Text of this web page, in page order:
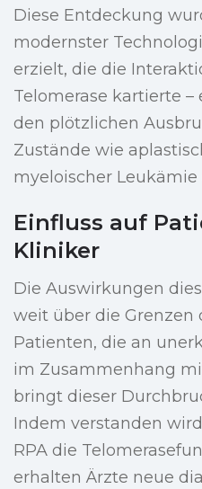
Diese Entdeckung
modernster
erzielt, die die
Telomerase kartierte
den plötzlichen
Zustände wie
myeloischer
Einfluss auf
Kliniker
Die Auswirkungen
weit über die Grenzen
Patienten, die an
im Zusammenhang
bringt dieser
Indem verstanden
RPA die
erhalten Ärzte neue